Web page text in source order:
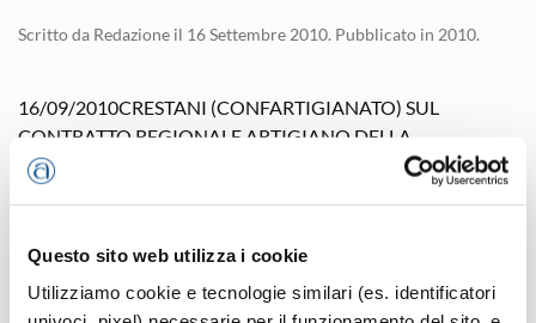
Questo sito web utilizza i cookie
Utilizziamo cookie e tecnologie similari (es. identificatori
Scritto da Redazione il 16 Settembre 2010. Pubblicato in 2010.
16/09/2010CRESTANI (CONFARTIGIANATO) SUL
CONTRATTO REGIONALE ARTIGIANO DELLA
CERAMICA: "UN ATTO DI CORAGGIO, DI
RESPONSABILITÀ DETTATO DALLA NOSTRA GRANITICA
ancora". Un atto di responsabilità verso le proprie
per tentare di rilanciare tutti assieme un mondo che non